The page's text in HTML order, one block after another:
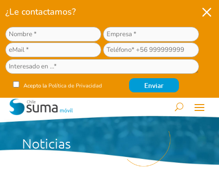
¿Le contactamos?
Acepto la Política de Privacidad
M
Noticias